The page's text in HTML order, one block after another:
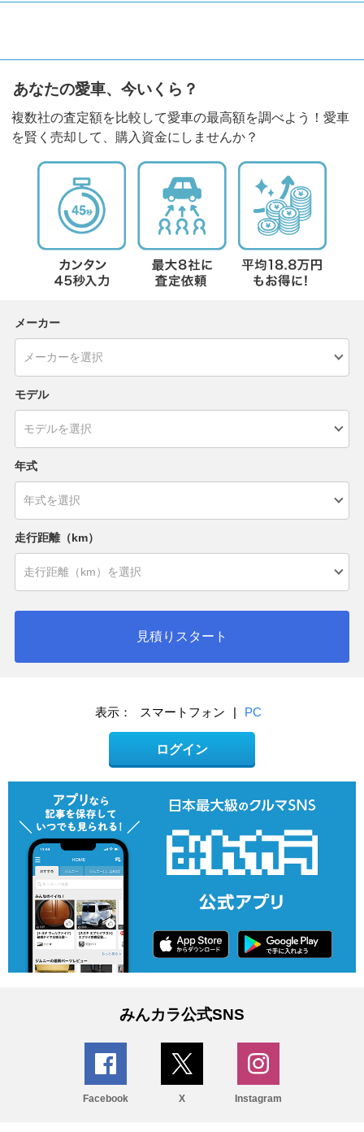
あなたの愛車、今いくら？
複数社の査定額を比較して愛車の最高額を調べよう！愛車
を賢く売却して、購入資金にしませんか？
メーカー
モデル
年式
走行距離（km）
見積りスタート
表示： スマートフォン | PC
ログイン
みんカラ公式SNS
Facebook X Instagram